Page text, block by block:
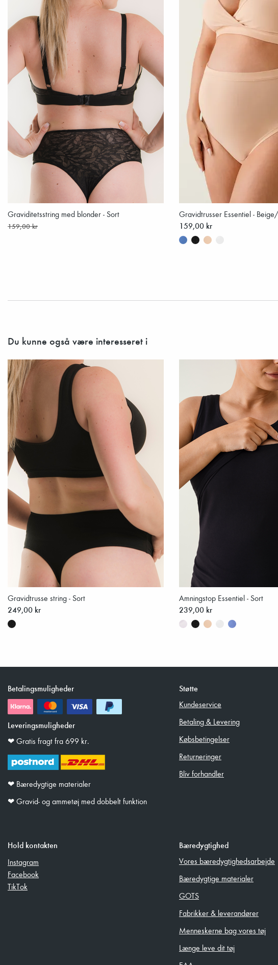
Graviditetsstring med blonder - Sort
159,00 kr
Gravidtrusser Essentiel -
159,00 kr
Du kunne også være interesseret i
Gravidtrusse string - Sort
249,00 kr
Amningstop Essentiel - Sort
239,00 kr
Betalingsmuligheder
Leveringsmuligheder
❤︎ Gratis fragt fra 699 kr.
❤︎ Bæredygtige materialer
❤︎ Gravid- og ammetøj med dobbelt funktion
Støtte
Kundeservice
Betaling & Levering
Købsbetingelser
Returneringer
Bliv forhandler
Hold kontakten
Instagram
Facebook
TikTok
Bæredygtighed
Vores bæredygtighedsarbejde
Bæredygtige materialer
GOTS
Fabrikker & leverandører
Menneskerne bag vores tøj
Længe leve dit tøj